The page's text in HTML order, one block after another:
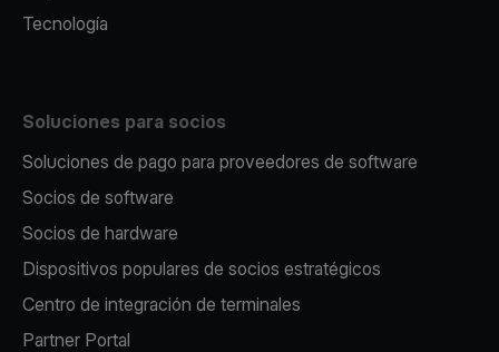
Tecnología
Soluciones para socios
Soluciones de pago para proveedores de software
Socios de software
Socios de hardware
Dispositivos populares de socios estratégicos
Centro de integración de terminales
Partner Portal